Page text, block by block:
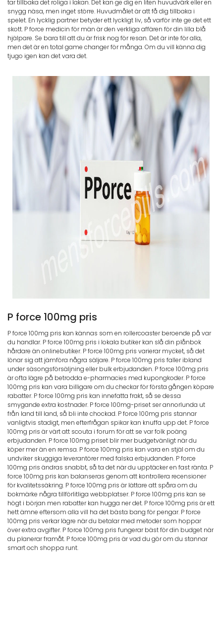
tar tillbaka det roliga i lakan. Det kan ge dig en liten huvudvärk eller en
snygg näsa, men inget större. Huvudmålet är att få dig tillbaka i
spelet. En lycklig partner betyder ett lyckligt liv, så varför inte ge det ett
skott. P force medicin för män är den verkliga affären för din lilla blå
hjälpare. Se bara till att du är frisk nog för resan. Det är inte för alla,
men det är en total game changer för många. Om du vill känna dig
tjugo igen kan det vara det.
P force 100mg pris
P force 100mg pris kan kännas som en rollercoaster beroende på var
du handlar. P force 100mg pris i lokala butiker kan slå din plånbok
hårdare än onlinebutiker. P force 100mg pris varierar mycket, så det
lönar sig att jämföra några säljare. P force 100mg pris faller ibland
under säsongsförsäljning eller bulk erbjudanden. P force 100mg pris
är ofta lägre på betrodda e-pharmacies med kupongkoder. P force
100mg pris kan vara billigare om du checkar för första gången köpare
rabatter. P force 100mg pris kan innefatta frakt, så se dessa
smygande extra kostnader. P force 100mg-priset ser annorlunda ut
från land till land, så bli inte chockad. P force 100mg pris stannar
vanligtvis stadigt, men efterfrågan spikar kan knuffa upp det. P force
100mg pris är värt att scouta i forum för att se var folk poäng
erbjudanden. P force 100mg priset blir mer budgetvänligt när du
köper mer än en remsa. P force 100mg pris kan vara en stjäl om du
undviker skuggiga leverantörer med falska erbjudanden. P force
100mg pris ändras snabbt, så ta det när du upptäcker en fast ränta. P
force 100mg pris kan balanseras genom att kontrollera recensioner
för kvalitetssäkring. P force 100mg pris är lättare att spåra om du
bokmärke några tillförlitliga webbplatser. P force 100mg pris kan se
högt i början men rabatter kan hugga ner det. P force 100mg pris är ett
hett ämne eftersom alla vill ha det bästa bang för pengar. P force
100mg pris verkar lägre när du betalar med metoder som hoppar
över extra avgifter. P force 100mg pris fungerar bäst för din budget när
du planerar framåt. P force 100mg pris är vad du gör om du stannar
smart och shoppa runt.